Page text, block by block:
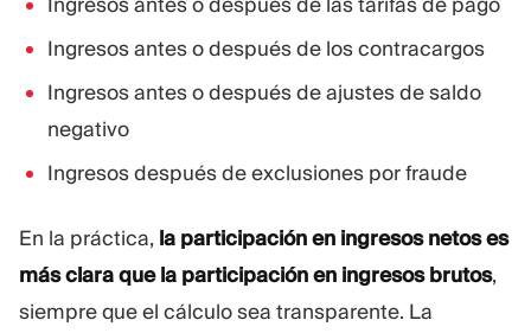
Ingresos antes o después de los contracargos
Ingresos antes o después de ajustes de saldo
negativo
Ingresos después de exclusiones por fraude
En la práctica, la participación en ingresos netos es
más clara que la participación en ingresos brutos,
siempre que el cálculo sea transparente. La